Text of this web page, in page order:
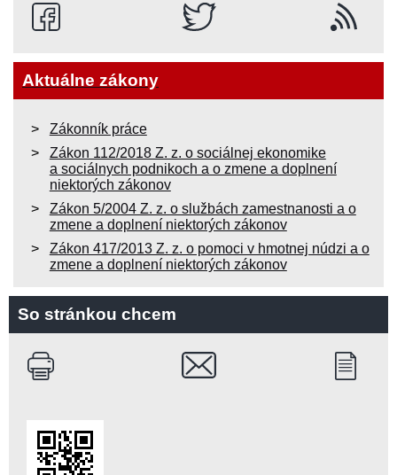
Aktuálne zákony
Zákonník práce
Zákon 112/2018 Z. z. o sociálnej ekonomike
a sociálnych podnikoch a o zmene a doplnení
niektorých zákonov
Zákon 5/2004 Z. z. o službách zamestnanosti a o
zmene a doplnení niektorých zákonov
Zákon 417/2013 Z. z. o pomoci v hmotnej núdzi a o
zmene a doplnení niektorých zákonov
So stránkou chcem